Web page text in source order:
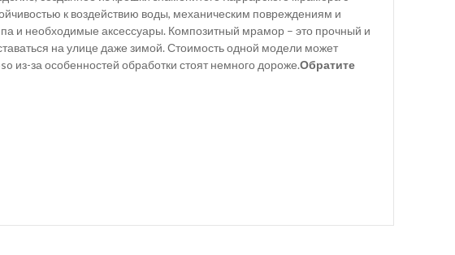
к воздействию воды, механическим повреждениям и
и необходимые аксессуары. Композитный мрамор – это прочный и
на улице даже зимой. Стоимость одной модели может
из-за особенностей обработки стоят немного дороже.Обратите